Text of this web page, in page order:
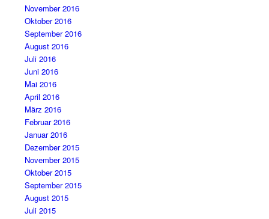
November 2016
Oktober 2016
September 2016
August 2016
Juli 2016
Juni 2016
Mai 2016
April 2016
März 2016
Februar 2016
Januar 2016
Dezember 2015
November 2015
Oktober 2015
September 2015
August 2015
Juli 2015